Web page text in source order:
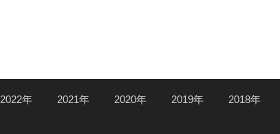
2022年 2021年 2020年 2019年 2018年